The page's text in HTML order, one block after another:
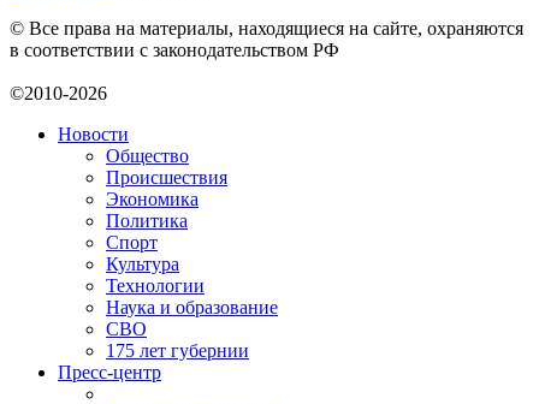
© Все права на материалы, находящиеся на сайте, охраняются
в соответствии с законодательством РФ
©2010-2026
Новости
Общество
Происшествия
Экономика
Политика
Спорт
Культура
Технологии
Наука и образование
СВО
175 лет губернии
Пресс-центр